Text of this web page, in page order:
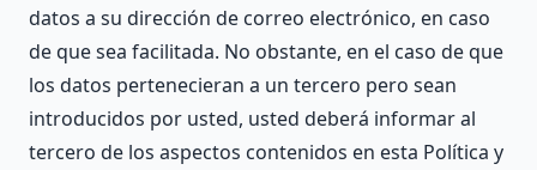
datos a su dirección de correo electrónico, en caso
de que sea facilitada. No obstante, en el caso de que
los datos pertenecieran a un tercero pero sean
introducidos por usted, usted deberá informar al
tercero de los aspectos contenidos en esta Política y